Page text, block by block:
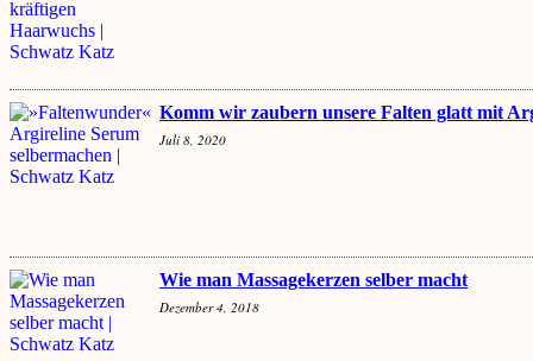
Komm wir zaubern unsere Falten glatt mit
Juli 8, 2020
Wie man Massagekerzen selber macht
Dezember 4, 2018